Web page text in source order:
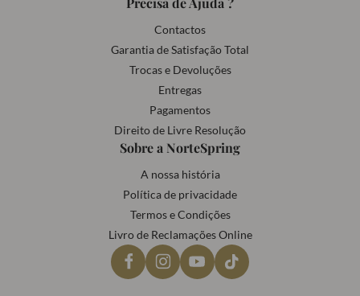
Contactos
Garantia de Satisfação Total
Trocas e Devoluções
Entregas
Pagamentos
Direito de Livre Resolução
Sobre a NorteSpring
A nossa história
Política de privacidade
Termos e Condições
Livro de Reclamações Online